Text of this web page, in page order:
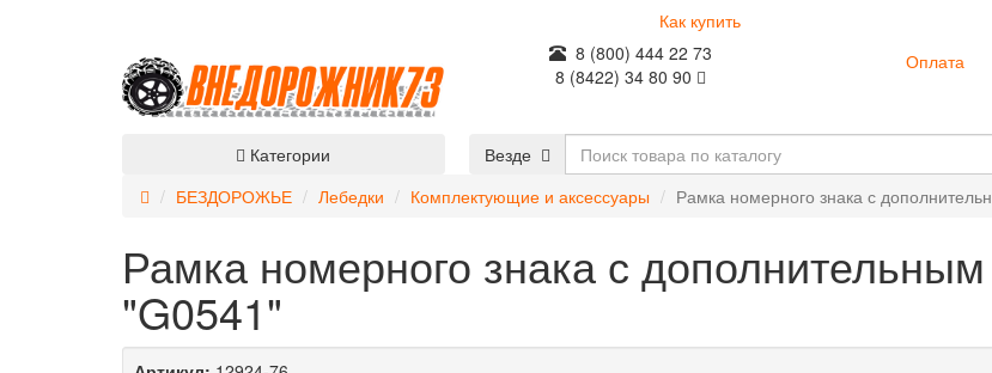
Как купить
8 (800) 444 22 73
8 (8422) 34 80 90
Оплата
Везде
Категории
БЕЗДОРОЖЬЕ
Лебедки Комплектующие и аксессуары Рамка номерного знака с
Рамка номерного знака с
"G0541"